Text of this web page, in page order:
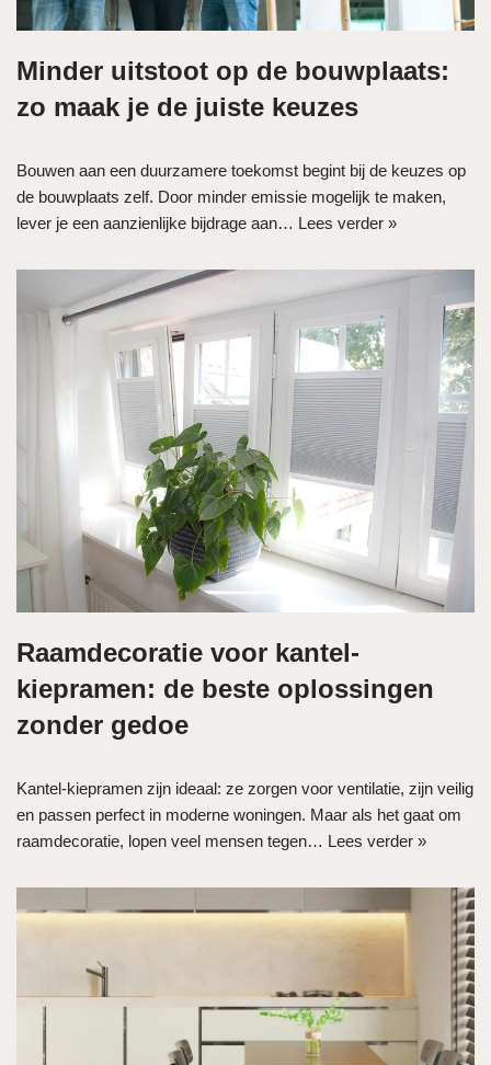
Minder uitstoot op de bouwplaats:
zo maak je de juiste keuzes
Bouwen aan een duurzamere toekomst begint bij de keuzes op
de bouwplaats zelf. Door minder emissie mogelijk te maken,
lever je een aanzienlijke bijdrage aan… Lees verder »
Raamdecoratie voor kantel-
kiepramen: de beste oplossingen
zonder gedoe
Kantel-kiepramen zijn ideaal: ze zorgen voor ventilatie, zijn veilig
en passen perfect in moderne woningen. Maar als het gaat om
raamdecoratie, lopen veel mensen tegen… Lees verder »